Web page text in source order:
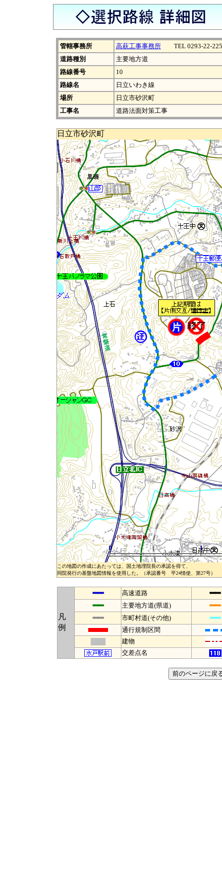
管轄事務所 高萩工事事務所TEL 0293-22-
道路種別
主要地方道
路線番号
10
路線名
日立いわき線
場所
日立市砂沢町
工事名
道路法面対策工事
日立市砂沢町
この地図の作成にあたっては、国土地理院長の承認を得て、
同院発行の基盤地図情報を使用した。（承認番号 平24情使、第27号）
凡
例
━━ 高速道路
━━
━━
主要地方道(県道)
━━
━━
市町村道(その他) ━━
通行規制区間
建物
交差点名